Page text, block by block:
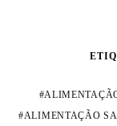
ALIMENTAÇÃO